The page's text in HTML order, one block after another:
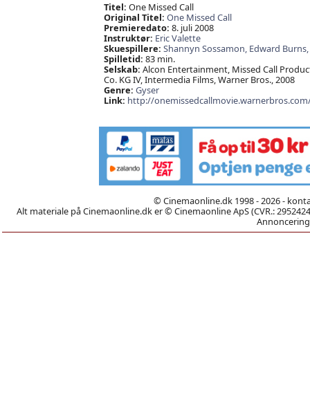
Titel: One Missed Call
Original Titel: One Missed Call
Premieredato: 8. juli 2008
Instruktør: Eric Valette
Skuespillere: Shannyn Sossamon, Edward Burns,
Spilletid: 83 min.
Selskab: Alcon Entertainment, Missed Call
Co. KG IV, Intermedia Films, Warner Bros., 2008
Genre: Gyser
Link: http://
© Cinemaonline.dk 1998 - 2026 -
Alt materiale på Cinemaonline.dk er © Cinemaonline ApS (CVR.: